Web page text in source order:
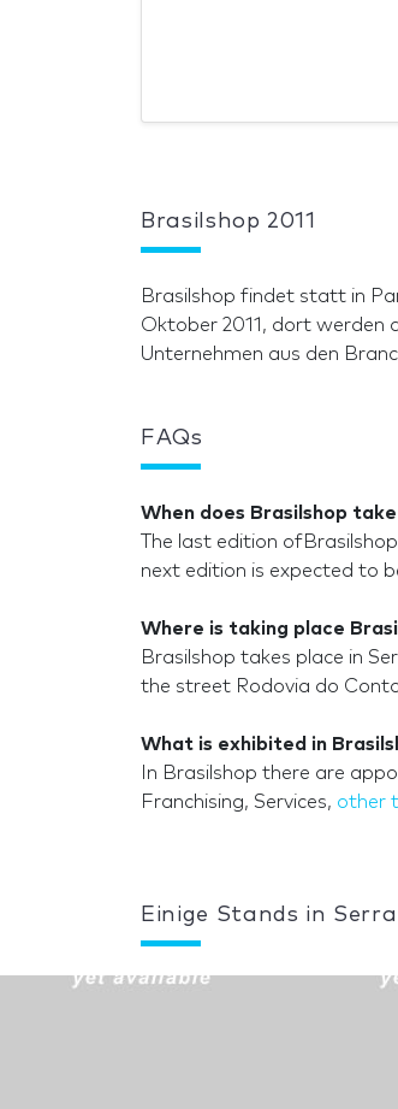
Brasilshop 2011
Brasilshop findet statt in
Oktober 2011, dort werden
Unternehmen aus den
FAQs
When does Brasilshop
The last edition
next edition is expected to
Where is taking place
Brasilshop takes place in
the street Rodovia do
What is exhibited in
In Brasilshop there are
Franchising, Services, other
Einige Stands in Serra